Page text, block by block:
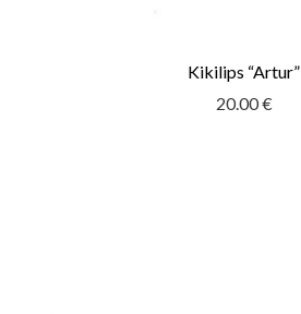
Kikilips “Artur”
20.00€